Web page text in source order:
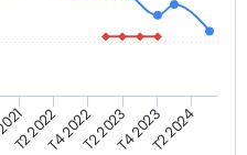
T2 2022T4 2022T2 2023T4 2023T2 2024